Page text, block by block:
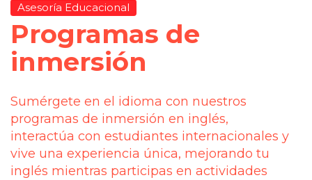
Asesoría Educacional
Programas de
inmersión
Sumérgete en el idioma con nuestros
programas de inmersión en inglés,
interactúa con estudiantes internacionales y
vive una experiencia única, mejorando tu
inglés mientras participas en actividades